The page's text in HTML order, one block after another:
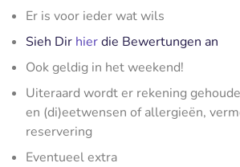
Er is voor ieder wat wils
Sieh Dir hierdie Bewertungen an
Ook geldig in het weekend!
Uiteraard wordt er rekening
en (di)eetwensen of allergieën,
reservering
Eventueel extra